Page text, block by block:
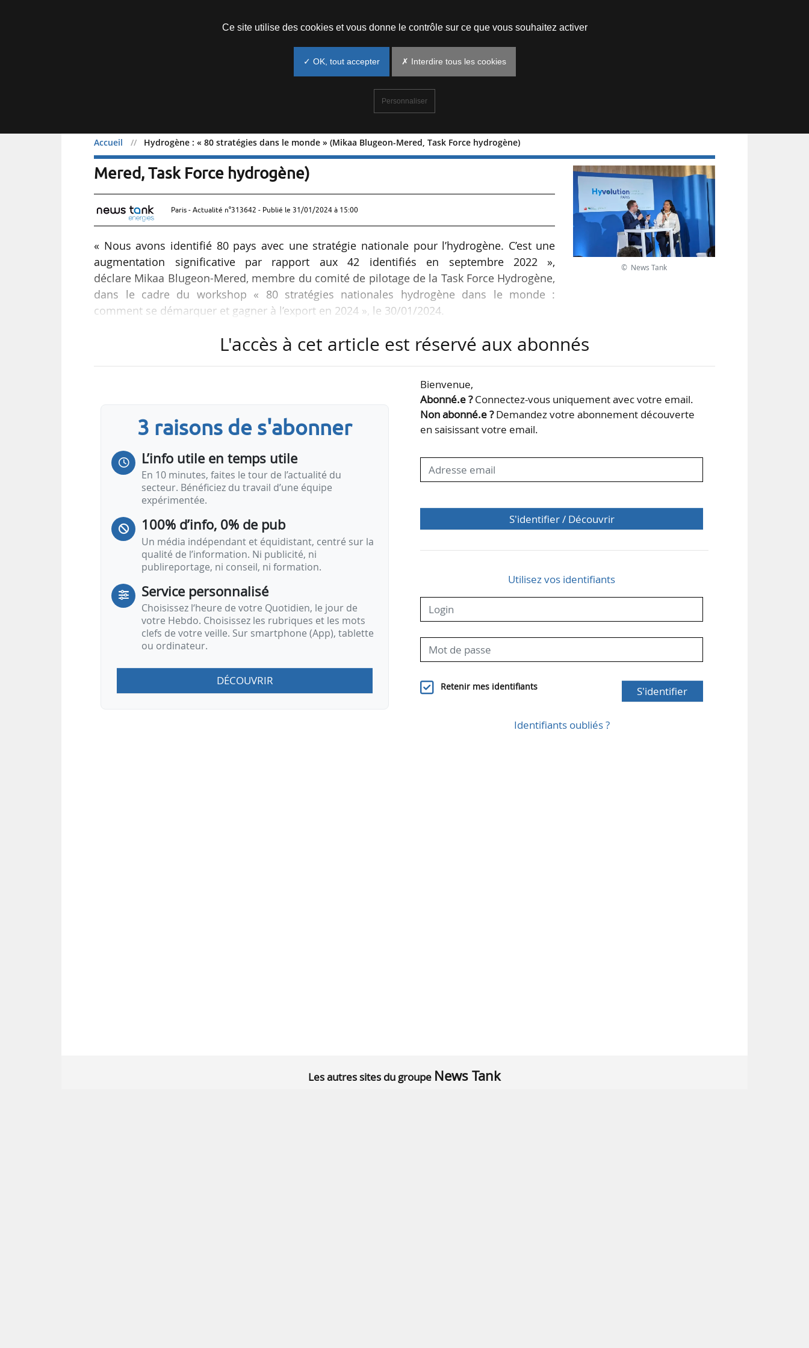
Accueil Hydrogène : « 80 stratégies dans le monde » (Mikaa Blugeon-Mered, Task Force hydrogène)
Hydrogène : « 80 stratégies dans le monde » (Mikaa Blugeon-
Mered, Task Force hydrogène)
Paris - Actualité n°313642 - Publié le 31/01/2024 à 15:00
« Nous avons identifié 80 pays avec une stratégie nationale pour l’hydrogène. C’est une
augmentation significative par rapport aux 42 identifiés en septembre 2022 »,
déclare Mikaa Blugeon-Mered, membre du comité de pilotage de la Task Force Hydrogène,
dans le cadre du workshop « 80 stratégies nationales hydrogène dans le monde :
comment se démarquer et gagner à l’export en 2024 », le 30/01/2024.
Mikaa Blugeon-Mered s’exprime dans le cadre de la 7 eédition du salon Hyvolution, qui se
La Task Force Hydrogène est une initiative privée portée par le Medef (Mouvement des
entreprises de France) International et France Hydrogène, visant à appuyer le
© News Tank
L'accès à cet article est réservé aux abonnés
3 raisons de s'abonner
L’info utile en temps utile
En 10 minutes, faites le tour de l’actualité du
secteur. Bénéficiez du travail d’une équipe
expérimentée.
100% d’info, 0% de pub
Un média indépendant et équidistant, centré sur la
qualité de l’information. Ni publicité, ni
publireportage, ni conseil, ni formation.
Service personnalisé
Choisissez l‘heure de votre Quotidien, le jour de
votre Hebdo. Choisissez les rubriques et les mots
clefs de votre veille. Sur smartphone (App), tablette
ou ordinateur.
DÉCOUVRIR
Bienvenue,
Abonné.e ?Connectez-vous uniquement avec votre email.
Non abonné.e ?Demandez votre abonnement découverte
en saisissant votre email.
S'identifier / Découvrir
Utilisez vos identifiants
Retenir mes identifiants S'identifier
Identifiants oubliés ?
Les autres sites du groupe News Tank
Ce site utilise des cookies et vous donne le contrôle sur ce que vous souhaitez activer
✓ OK, tout accepter ✗ Interdire tous les cookies
Personnaliser